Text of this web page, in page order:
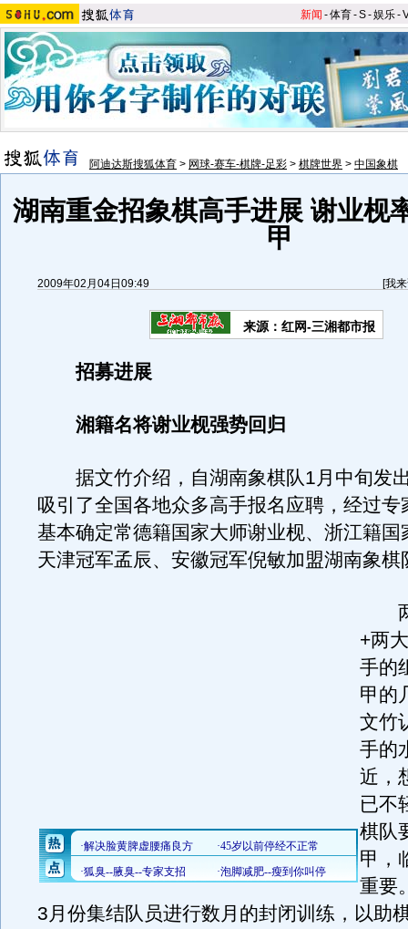
新闻 -体育-S-娱乐-
阿迪达斯搜狐体育 > 网球-赛车-棋牌-足彩 > 棋牌世界 > 中国象棋
湖南重金招象棋高手进展 谢业枧
甲
2009年02月04日09:49 [我
来源：红网-三湘都市报
招募进展
湘籍名将谢业枧强势回归
据文竹介绍，自湖南象棋队1月中旬发
吸引了全国各地众多高手报名应聘，经过专
基本确定常德籍国家大师谢业枧、浙江籍国
天津冠军孟辰、安徽冠军倪敏加盟湖南象棋
两
+两
手的
甲的
文竹
手的
近，
已不
棋队
甲，
重要
3月份集结队员进行数月的封闭训练，以助